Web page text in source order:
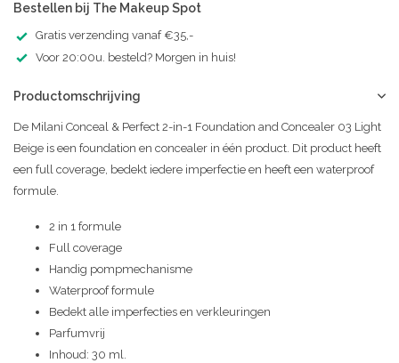
Bestellen bij The Makeup Spot
Gratis verzending vanaf €35,-
Voor 20:00u. besteld? Morgen in huis!
Productomschrijving
De Milani Conceal & Perfect 2-in-1 Foundation and Concealer 03 Light
Beige is een foundation en concealer in één product. Dit product heeft
een full coverage, bedekt iedere imperfectie en heeft een waterproof
formule.
2 in 1 formule
Full coverage
Handig pompmechanisme
Waterproof formule
Bedekt alle imperfecties en verkleuringen
Parfumvrij
Inhoud: 30 ml.